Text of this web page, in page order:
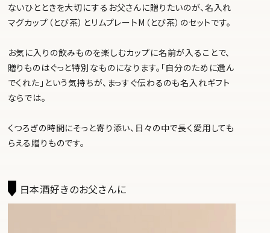
ないひとときを大切にするお父さんに贈りたいのが、名入れ
マグカップ（とび茶）とリムプレートM（とび茶）のセットです。
お気に入りの飲みものを楽しむカップに名前が入ることで、
贈りものはぐっと特別なものになります。「自分のために選ん
でくれた」という気持ちが、まっすぐ伝わるのも名入れギフト
ならでは。
くつろぎの時間にそっと寄り添い、日々の中で長く愛用しても
らえる贈りものです。
日本酒好きのお父さんに